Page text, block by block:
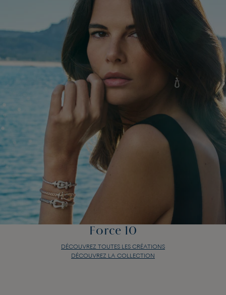
Force 10
DÉCOUVREZ TOUTES LES CRÉATIONS
DÉCOUVREZ LA COLLECTION